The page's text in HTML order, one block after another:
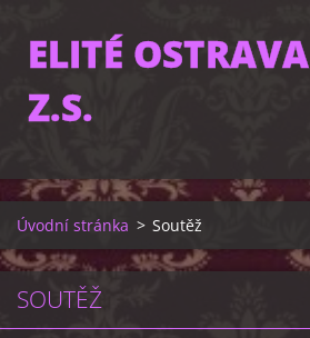
ELITÉ OSTRAVA
Z.S.
Úvodní stránka > Soutěž
SOUTĚŽ